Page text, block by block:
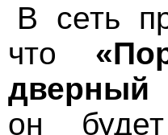
В сеть
что
дверный
он